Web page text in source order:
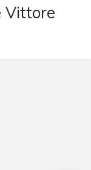
Vittore